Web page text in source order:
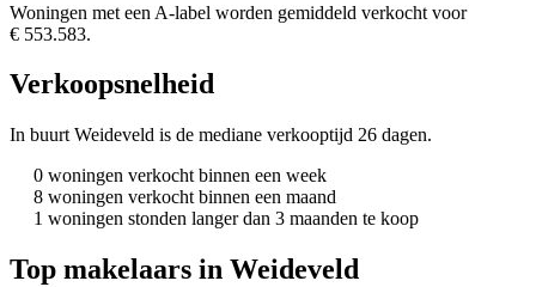
Woningen met een A-label worden gemiddeld verkocht voor
€ 553.583.
Verkoopsnelheid
In buurt Weideveld is de mediane verkooptijd 26 dagen.
0 woningen verkocht binnen een week
8 woningen verkocht binnen een maand
1 woningen stonden langer dan 3 maanden te koop
Top makelaars in Weideveld